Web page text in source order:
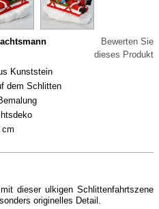
Kunststein
dem Schlitten
cm
Bewerten Sie
dieses Produkt
dieser ulkigen Schlittenfahrtszene
originelles Detail.